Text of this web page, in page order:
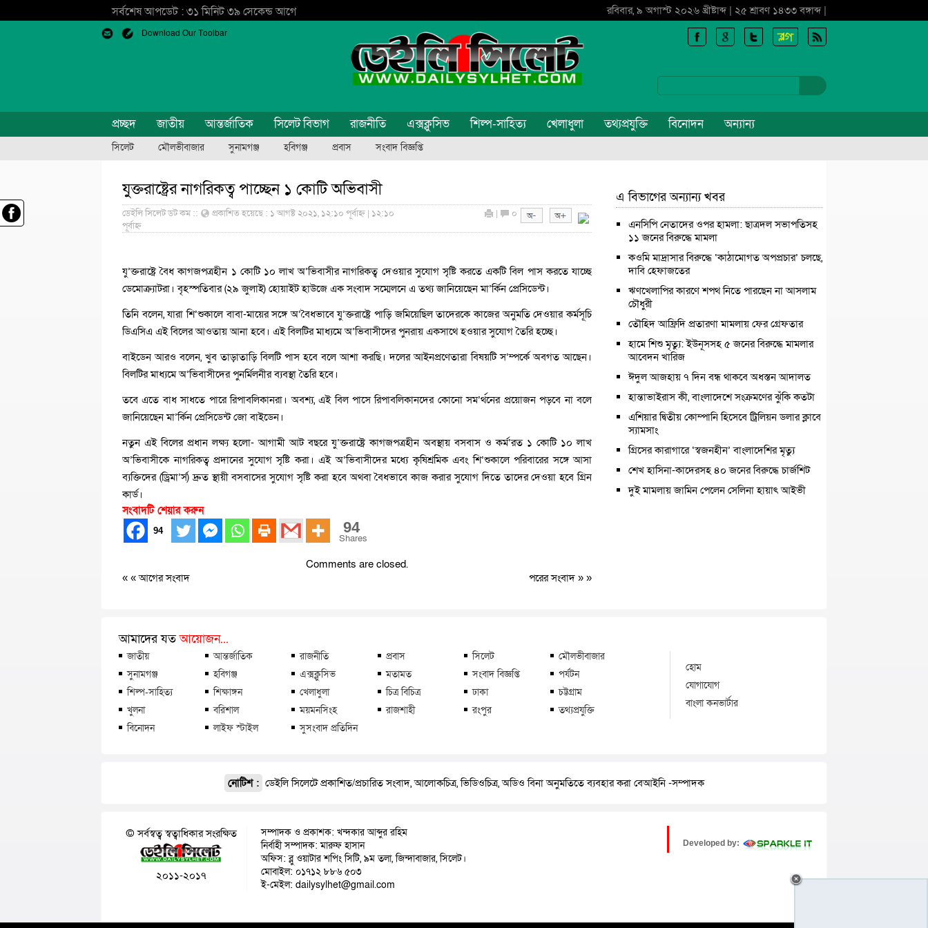
সর্বশেষ আপডেট : ৩১ মিনিট ৩৯ সেকেন্ড আগে রবিবার, ৯ অগাস্ট ২০২৬ খ্রীষ্টাব্দ | ২৫ শ্রাবণ ১৪৩৩ বঙ্গাব্দ |
Download Our Toolbar
প্রচ্ছদ জাতীয় আন্তর্জাতিক সিলেট বিভাগ রাজনীতি এক্সক্লুসিভ শিল্প-সাহিত্য খেলাধুলা তথ্যপ্রযুক্তি বিনোদন অন্যান্য
সিলেট মৌলভীবাজার সুনামগঞ্জ হবিগঞ্জ প্রবাস সংবাদ বিজ্ঞপ্তি
যুক্তরাষ্ট্রের নাগরিকত্ব পাচ্ছেন ১ কোটি অভিবাসী
ডেইলি সিলেট ডট কম ::
প্রকাশিত হয়েছে : ১ আগষ্ট ২০২১, ১২:১০ পূর্বাহ্ন | ১২:১০
পূর্বাহ্ন
| ০
যু’ক্তরাষ্ট্রে বৈধ কাগজপত্রহীন ১ কোটি ১০ লাখ অ’ভিবাসীর নাগরিকত্ব দেওয়ার সুযোগ সৃষ্টি করতে একটি বিল পাস করতে যাচ্ছে
ডেমোক্র্যাটরা। বৃহস্পতিবার (২৯ জুলাই) হোয়াইট হাউজে এক সংবাদ সম্মেলনে এ তথ্য জানিয়েছেন মা’র্কিন প্রেসিডেন্ট।
তিনি বলেন, যারা শি’শুকালে বাবা-মায়ের সঙ্গে অ’বৈধভাবে যু’ক্তরাষ্ট্রে পাড়ি জমিয়েছিল তাদেরকে কাজের অনুমতি দেওয়ার কর্মসূচি
ডিএসিএ এই বিলের আওতায় আনা হবে। এই বিলটির মাধ্যমে অ’ভিবাসীদের পুনরায় একসাথে হওয়ার সুযোগ তৈরি হচ্ছে।
বাইডেন আরও বলেন, খুব তাড়াতাড়ি বিলটি পাস হবে বলে আশা করছি। দলের আইনপ্রণেতারা বিষয়টি স’ম্পর্কে অবগত আছেন।
বিলটির মাধ্যমে অ’ভিবাসীদের পুনর্মিলনীর ব্যবস্থা তৈরি হবে।
তবে এতে বাধ সাধতে পারে রিপাবলিকানরা। অবশ্য, এই বিল পাসে রিপাবলিকানদের কোনো সম’র্থনের প্রয়োজন পড়বে না বলে
জানিয়েছেন মা’র্কিন প্রেসিডেন্ট জো বাইডেন।
নতুন এই বিলের প্রধান লক্ষ্য হলো- আগামী আট বছরে যু’ক্তরাষ্ট্রে কাগজপত্রহীন অবস্থায় বসবাস ও কর্ম’রত ১ কোটি ১০ লাখ
অ’ভিবাসীকে নাগরিকত্ব প্রদানের সুযোগ সৃষ্টি করা। এই অ’ভিবাসীদের মধ্যে কৃষিশ্রমিক এবং শি’শুকালে পরিবারের সঙ্গে আসা
ব্যক্তিদের (ড্রিমা’র্স) দ্রুত স্থায়ী বসবাসের সুযোগ সৃষ্টি করা হবে অথবা বৈধভাবে কাজ করার সুযোগ দিতে তাদের দেওয়া হবে গ্রিন
কার্ড।
সংবাদটি শেয়ার করুন
94 94
Shares
Comments are closed.
« «আগের সংবাদ পরের সংবাদ » »
এ বিভাগের অন্যান্য খবর
এনসিপি নেতাদের ওপর হামলা: ছাত্রদল সভাপতিসহ
১১ জনের বিরুদ্ধে মামলা
কওমি মাদ্রাসার বিরুদ্ধে ‘কাঠামোগত অপপ্রচার’ চলছে,
দাবি হেফাজতের
ঋণখেলাপির কারণে শপথ নিতে পারছেন না আসলাম
চৌধুরী
তৌহিদ আফ্রিদি প্রতারণা মামলায় ফের গ্রেফতার
হামে শিশু মৃত্যু: ইউনূসসহ ৫ জনের বিরুদ্ধে মামলার
আবেদন খারিজ
ঈদুল আজহায় ৭ দিন বন্ধ থাকবে অধস্তন আদালত
হান্তাভাইরাস কী, বাংলাদেশে সংক্রমণের ঝুঁকি কতটা
এশিয়ার দ্বিতীয় কোম্পানি হিসেবে ট্রিলিয়ন ডলার ক্লাবে
স্যামসাং
গ্রিসের কারাগারে ‘স্বজনহীন’ বাংলাদেশির মৃত্যু
শেখ হাসিনা-কাদেরসহ ৪০ জনের বিরুদ্ধে চার্জশিট
দুই মামলায় জামিন পেলেন সেলিনা হায়াৎ আইভী
আমাদের যতআয়োজন...
জাতীয় আন্তর্জাতিক রাজনীতি প্রবাস সিলেট
মৌলভীবাজার
সুনামগঞ্জ
হবিগঞ্জ এক্সক্লুসিভ মতামত সংবাদ বিজ্ঞপ্তি
পর্যটন
শিল্প-সাহিত্য
শিক্ষাঙ্গন খেলাধুলা চিত্র বিচিত্র ঢাকা
চট্টগ্রাম
খুলনা
বরিশাল ময়মনসিংহ রাজশাহী রংপুর
তথ্যপ্রযুক্তি
বিনোদন
লাইফ স্টাইল সুসংবাদ প্রতিদিন
হোম
যোগাযোগ
বাংলা কনভার্টার
নোটিশ : ডেইলি সিলেটে প্রকাশিত/প্রচারিত সংবাদ, আলোকচিত্র, ভিডিওচিত্র, অডিও বিনা অনুমতিতে ব্যবহার করা বেআইনি -সম্পাদক
© সর্বস্বত্ব স্বত্বাধিকার সংরক্ষিত
২০১১-২০১৭
সম্পাদক ও প্রকাশক: খন্দকার আব্দুর রহিম
নির্বাহী সম্পাদক: মারুফ হাসান
অফিস: ব্লু ওয়াটার শপিং সিটি, ৯ম তলা, জিন্দাবাজার, সিলেট।
মোবাইল: ০১৭১২ ৮৮৬ ৫০৩
ই-মেইল: dailysylhet@gmail.com
Developed by: